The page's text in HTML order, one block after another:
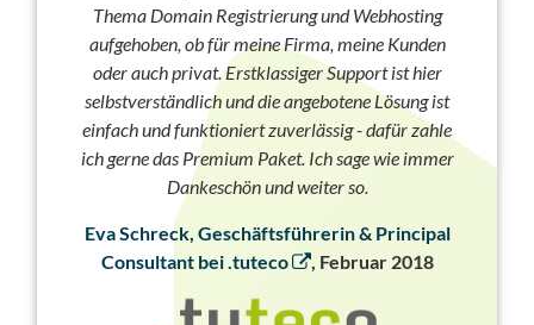
Thema Domain Registrierung und Webhosting
aufgehoben, ob für meine Firma, meine Kunden
oder auch privat. Erstklassiger Support ist hier
selbstverständlich und die angebotene Lösung ist
einfach und funktioniert zuverlässig - dafür zahle
ich gerne das Premium Paket. Ich sage wie immer
Dankeschön und weiter so.
Eva Schreck, Geschäftsführerin & Principal
Consultant bei .tuteco
, Februar 2018